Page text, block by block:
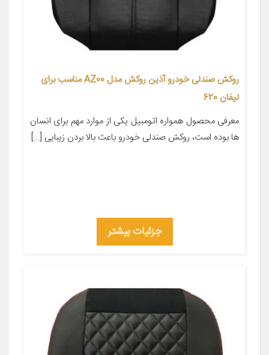
روکش صندلی خودرو آذین روکش مدل AZ00 مناسب برای
لیفان 620
معرفی محصول همواره اتومبیل یکی از موارد مهم برای انسان
ها بوده است، روکش صندلی خودرو باعث بالا بردن زیبایی […]
جزئیات بیشتر